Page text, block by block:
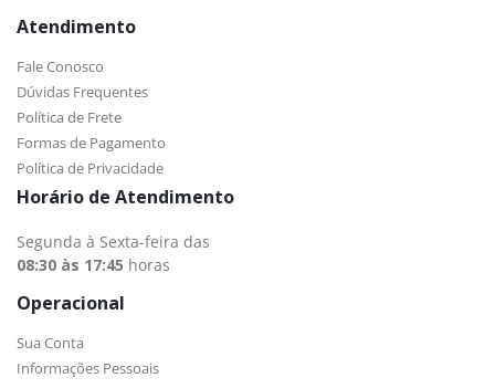
Atendimento
Fale Conosco
Dúvidas Frequentes
Política de Frete
Formas de Pagamento
Política de Privacidade
Horário de Atendimento
Segunda à Sexta-feira das
08:30 às 17:45 horas
Operacional
Sua Conta
Informações Pessoais